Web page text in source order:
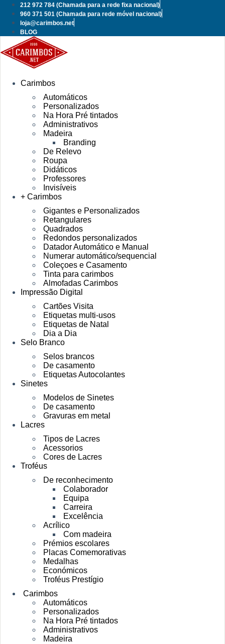
Pular
para
conteúdo
212 972 784 (Chamada para a rede fixa nacional)
960 371 501 (Chamada para rede móvel nacional)
loja@carimbos.net
BLOG
Carimbos
Automáticos
Personalizados
Na Hora Pré tintados
Administrativos
Madeira
Branding
De Relevo
Roupa
Didáticos
Professores
Invisíveis
+ Carimbos
Gigantes e Personalizados
Retangulares
Quadrados
Redondos personalizados
Datador Automático e Manual
Numerar automático/sequencial
Coleçoes e Casamento
Tinta para carimbos
Almofadas Carimbos
Impressão Digital
Cartões Visita
Etiquetas multi-usos
Etiquetas de Natal
Dia a Dia
Selo Branco
Selos brancos
De casamento
Etiquetas Autocolantes
Sinetes
Modelos de Sinetes
De casamento
Gravuras em metal
Lacres
Tipos de Lacres
Acessorios
Cores de Lacres
Troféus
De reconhecimento
Colaborador
Equipa
Carreira
Excelência
Acrílico
Com madeira
Prémios escolares
Placas Comemorativas
Medalhas
Económicos
Troféus Prestígio
Carimbos
Automáticos
Personalizados
Na Hora Pré tintados
Administrativos
Madeira